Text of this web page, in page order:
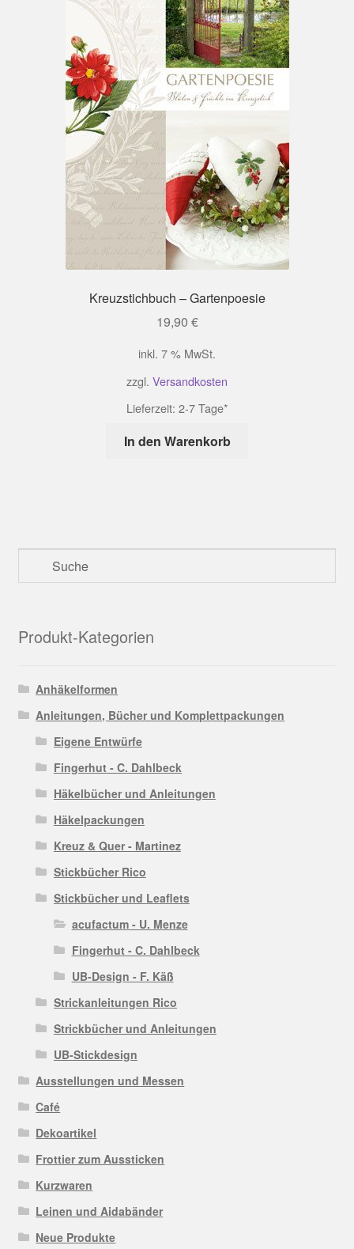
Kreuzstichbuch – Gartenpoesie
19,90 €
inkl. 7 % MwSt.
zzgl. Versandkosten
Lieferzeit: 2-7 Tage*
In den Warenkorb
Produkt-Kategorien
Anhäkelformen
Anleitungen, Bücher und Komplettpackungen
Eigene Entwürfe
Fingerhut - C. Dahlbeck
Häkelbücher und Anleitungen
Häkelpackungen
Kreuz & Quer - Martinez
Stickbücher Rico
Stickbücher und Leaflets
acufactum - U. Menze
Fingerhut - C. Dahlbeck
UB-Design - F. Käß
Strickanleitungen Rico
Strickbücher und Anleitungen
UB-Stickdesign
Ausstellungen und Messen
Café
Dekoartikel
Frottier zum Aussticken
Kurzwaren
Leinen und Aidabänder
Neue Produkte